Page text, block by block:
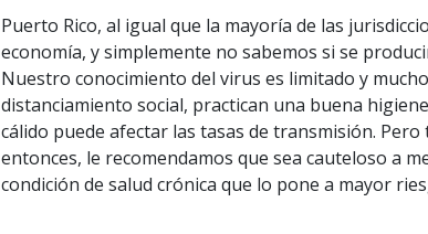
Puerto Rico, al igual que la mayoría de las
economía, y simplemente no sabemos si se
Nuestro conocimiento del virus es limitado y
distanciamiento social, practican una buena
cálido puede afectar las tasas de transmisión.
entonces, le recomendamos que sea cauteloso a
condición de salud crónica que lo pone a mayor